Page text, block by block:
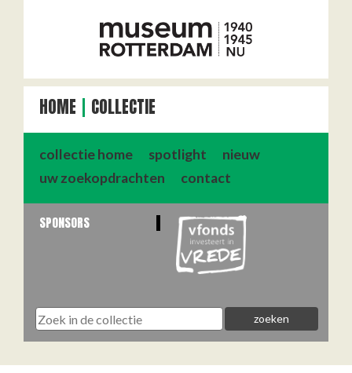
HOME COLLECTIE
collectie home spotlight
nieuw
uw zoekopdrachten
contact
SPONSORS